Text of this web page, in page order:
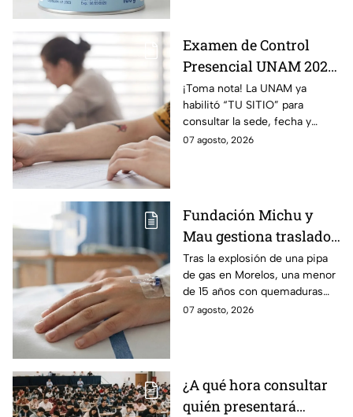
Examen de Control
Presencial UNAM 2026:
consulta aquí tu sede,
fecha y horario
¡Toma nota! La UNAM ya
habilitó “TU SITIO” para
consultar la sede, fecha y
horario del Examen Control
07 agosto, 2026
Fundación Michu y
Mau gestiona traslado
a Texas de adolescente
herida en explosión de
una pipa de gas en
Morelos
Tras la explosión de una pipa
de gas en Morelos, una menor
de 15 años con quemaduras
graves será trasladada a
07 agosto, 2026
¿A qué hora consultar
quién presentará